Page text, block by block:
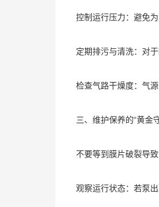
控制运行压力：避免
定期排污与清洗：对
检查气路干燥度：气
三、维护保养的“黄金
不要等到膜片破裂导
观察运行状态：若泵